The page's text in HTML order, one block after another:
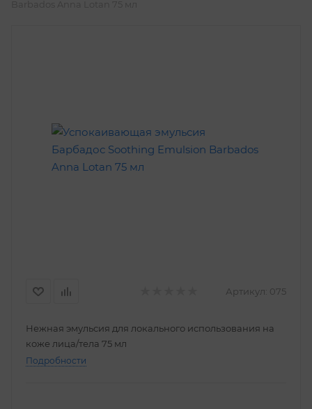
Артикул: 075
Нежная эмульсия для локального использования на
коже лица/тела 75 мл
Подробности